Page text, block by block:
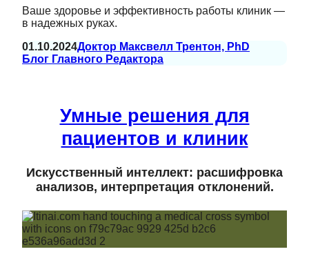
Ваше здоровье и эффективность работы клиник —
в надежных руках.
01.10.2024Доктор Максвелл Трентон, PhD
Блог Главного Редактора
Умные решения для
пациентов и клиник
Искусственный интеллект: расшифровка
анализов, интерпретация отклонений.